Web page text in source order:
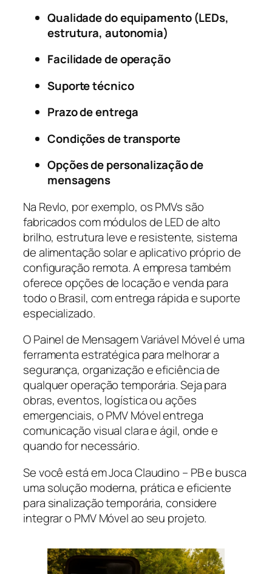
Qualidade do equipamento (LEDs,
estrutura, autonomia)
Facilidade de operação
Suporte técnico
Prazo de entrega
Condições de transporte
Opções de personalização de
mensagens
Na Revlo, por exemplo, os PMVs são
fabricados com módulos de LED de alto
brilho, estrutura leve e resistente, sistema
de alimentação solar e aplicativo próprio de
configuração remota. A empresa também
oferece opções de locação e venda para
todo o Brasil, com entrega rápida e suporte
especializado.
O Painel de Mensagem Variável Móvel é uma
ferramenta estratégica para melhorar a
segurança, organização e eficiência de
qualquer operação temporária. Seja para
obras, eventos, logística ou ações
emergenciais, o PMV Móvel entrega
comunicação visual clara e ágil, onde e
quando for necessário.
Se você está em Joca Claudino – PB e busca
uma solução moderna, prática e eficiente
para sinalização temporária, considere
integrar o PMV Móvel ao seu projeto.